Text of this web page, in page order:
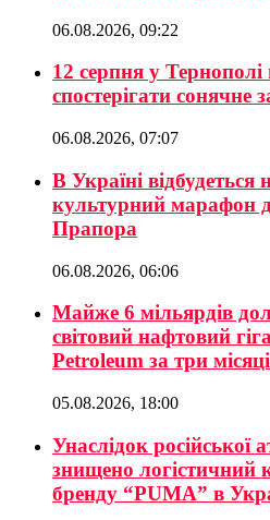
06.08.2026, 09:22
12 серпня у
спостерігати сонячне
06.08.2026, 07:07
В Україні
культурний марафон
Прапора
06.08.2026, 06:06
Майже 6 мільярдів
світовий нафтовий
Petroleum за три
05.08.2026, 18:00
Унаслідок російської
знищено логістичний
бренду “PUMA” в